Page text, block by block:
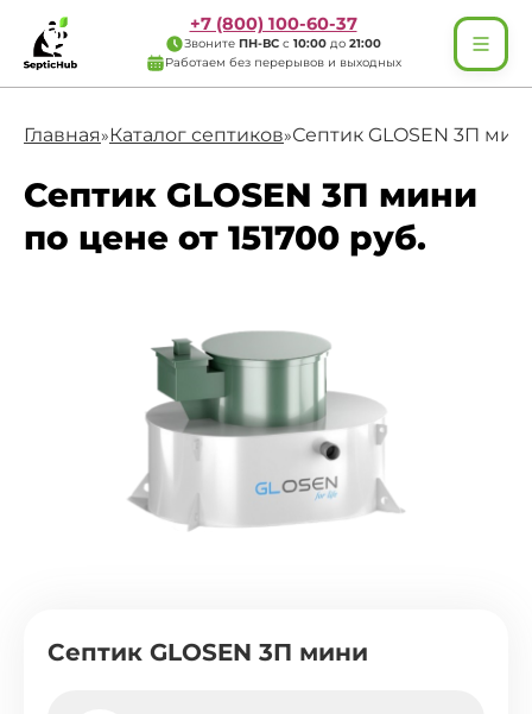
+7 (800) 100-60-37
Звоните ПН-ВС с 10:00 до 21:00
Работаем без перерывов и выходных
Главная»Каталог септиков»Септик GLOSEN 3П
Септик GLOSEN 3П мини
по цене от 151700 руб.
Септик GLOSEN 3П мини